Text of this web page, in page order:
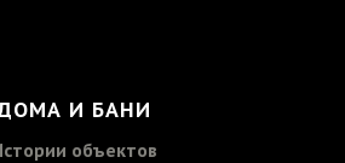
И БАНИ
объектов